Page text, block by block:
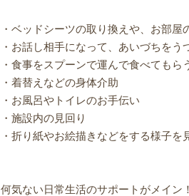
・ベッドシーツの取り換えや、お部屋
・お話し相手になって、あいづちをう
・食事をスプーンで運んで食べてもら
・着替えなどの身体介助
・お風呂やトイレのお手伝い
・施設内の見回り
・折り紙やお絵描きなどをする様子を
何気ない日常生活のサポートがメイン！